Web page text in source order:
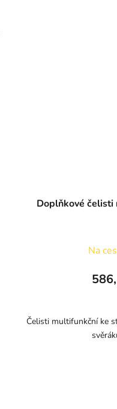
Doplňkové
Na
Čelisti multifunkční ke